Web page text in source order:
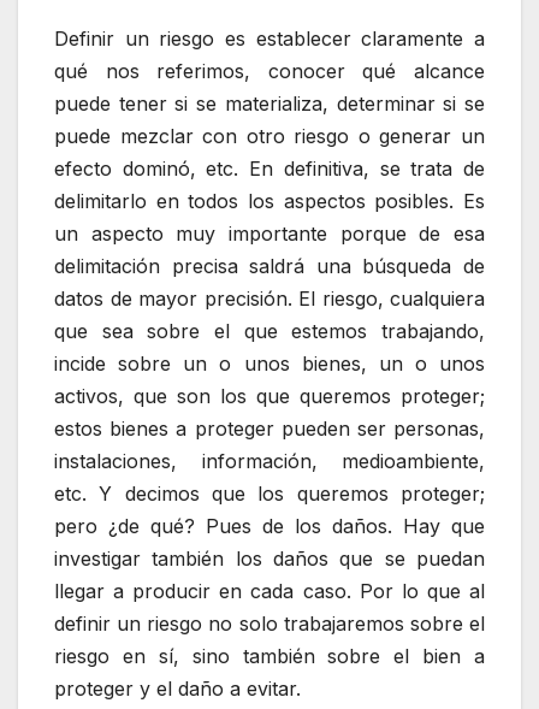
Definir un riesgo es establecer claramente a
qué nos referimos, conocer qué alcance
puede tener si se materializa, determinar si se
puede mezclar con otro riesgo o generar un
efecto dominó, etc. En definitiva, se trata de
delimitarlo en todos los aspectos posibles. Es
un aspecto muy importante porque de esa
delimitación precisa saldrá una búsqueda de
datos de mayor precisión. El riesgo, cualquiera
que sea sobre el que estemos trabajando,
incide sobre un o unos bienes, un o unos
activos, que son los que queremos proteger;
estos bienes a proteger pueden ser personas,
instalaciones, información, medioambiente,
etc. Y decimos que los queremos proteger;
pero ¿de qué? Pues de los daños. Hay que
investigar también los daños que se puedan
llegar a producir en cada caso. Por lo que al
definir un riesgo no solo trabajaremos sobre el
riesgo en sí, sino también sobre el bien a
proteger y el daño a evitar.